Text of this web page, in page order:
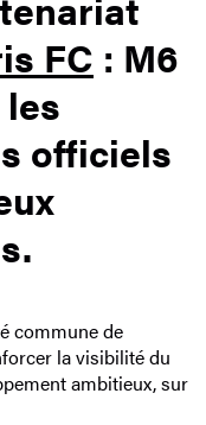
FC : M6
officiels
commune de
la visibilité du
ambitieux, sur